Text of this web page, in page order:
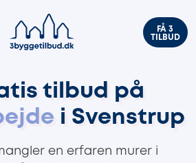
FÅ 3
TILBUD
tilbud på
i Svenstrup
en erfaren murer i